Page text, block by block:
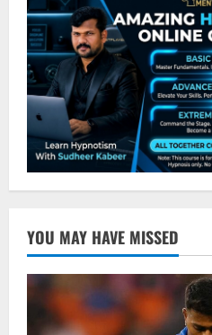
YOU MAY HAVE MISSED